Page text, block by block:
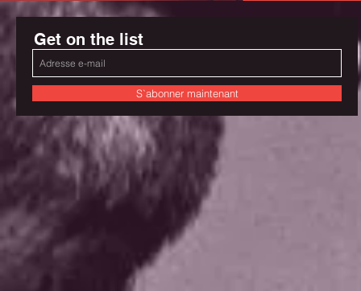
Get on the list
S`abonner maintenant